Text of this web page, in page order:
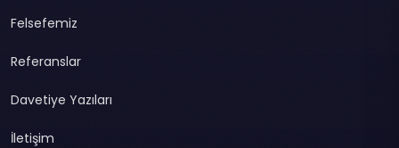
Felsefemiz
Referanslar
Davetiye Yazıları
İletişim